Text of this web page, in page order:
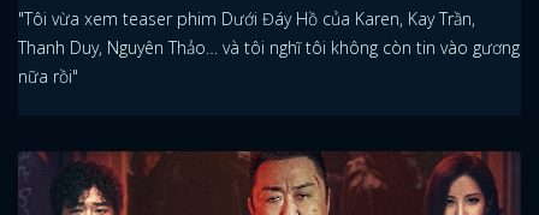
"Tôi vừa xem teaser phim Dưới Đáy Hồ của Karen, Kay Trần,
Thanh Duy, Nguyên Thảo… và tôi nghĩ tôi không còn tin vào gương
nữa rồi"